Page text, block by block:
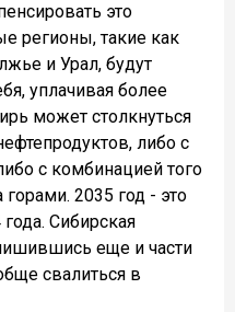
это
регионы, такие как
и Урал, будут
уплачивая более
может столкнуться
либо с
с комбинацией того
горами. 2035 год - это
Сибирская
еще и части
свалиться в